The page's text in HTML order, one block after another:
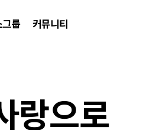
그룹 커뮤니티
랑으로